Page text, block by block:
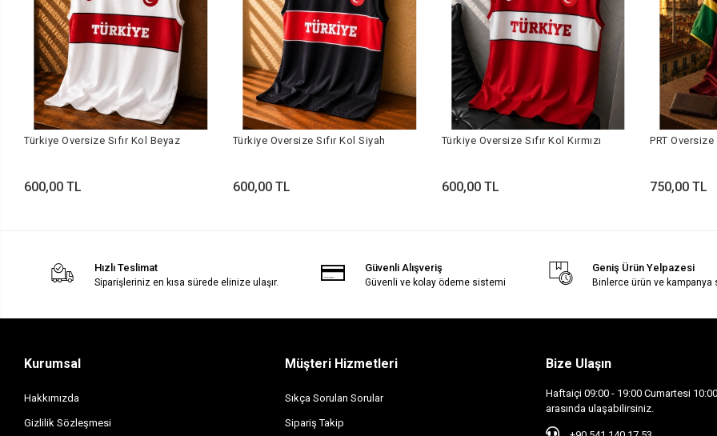
Türkiye Oversize Sıfır Kol Beyaz
600,00 TL
Türkiye Oversize Sıfır Kol Siyah
600,00 TL
Türkiye Oversize Sıfır Kol Kırmızı
600,00 TL
PRT Oversize
750,00 TL
Hızlı Teslimat
Siparişleriniz en kısa sürede elinize ulaşır.
Güvenli Alışveriş
Güvenli ve kolay ödeme sistemi
Geniş Ürün Yelpazesi
Binlerce ürün ve kampanya
Kurumsal
Hakkımızda
Gizlilik Sözleşmesi
Müşteri Hizmetleri
Sıkça Sorulan Sorular
Sipariş Takip
Bize Ulaşın
Haftaiçi 09:00 - 19:00 Cumartesi
arasında ulaşabilirsiniz.